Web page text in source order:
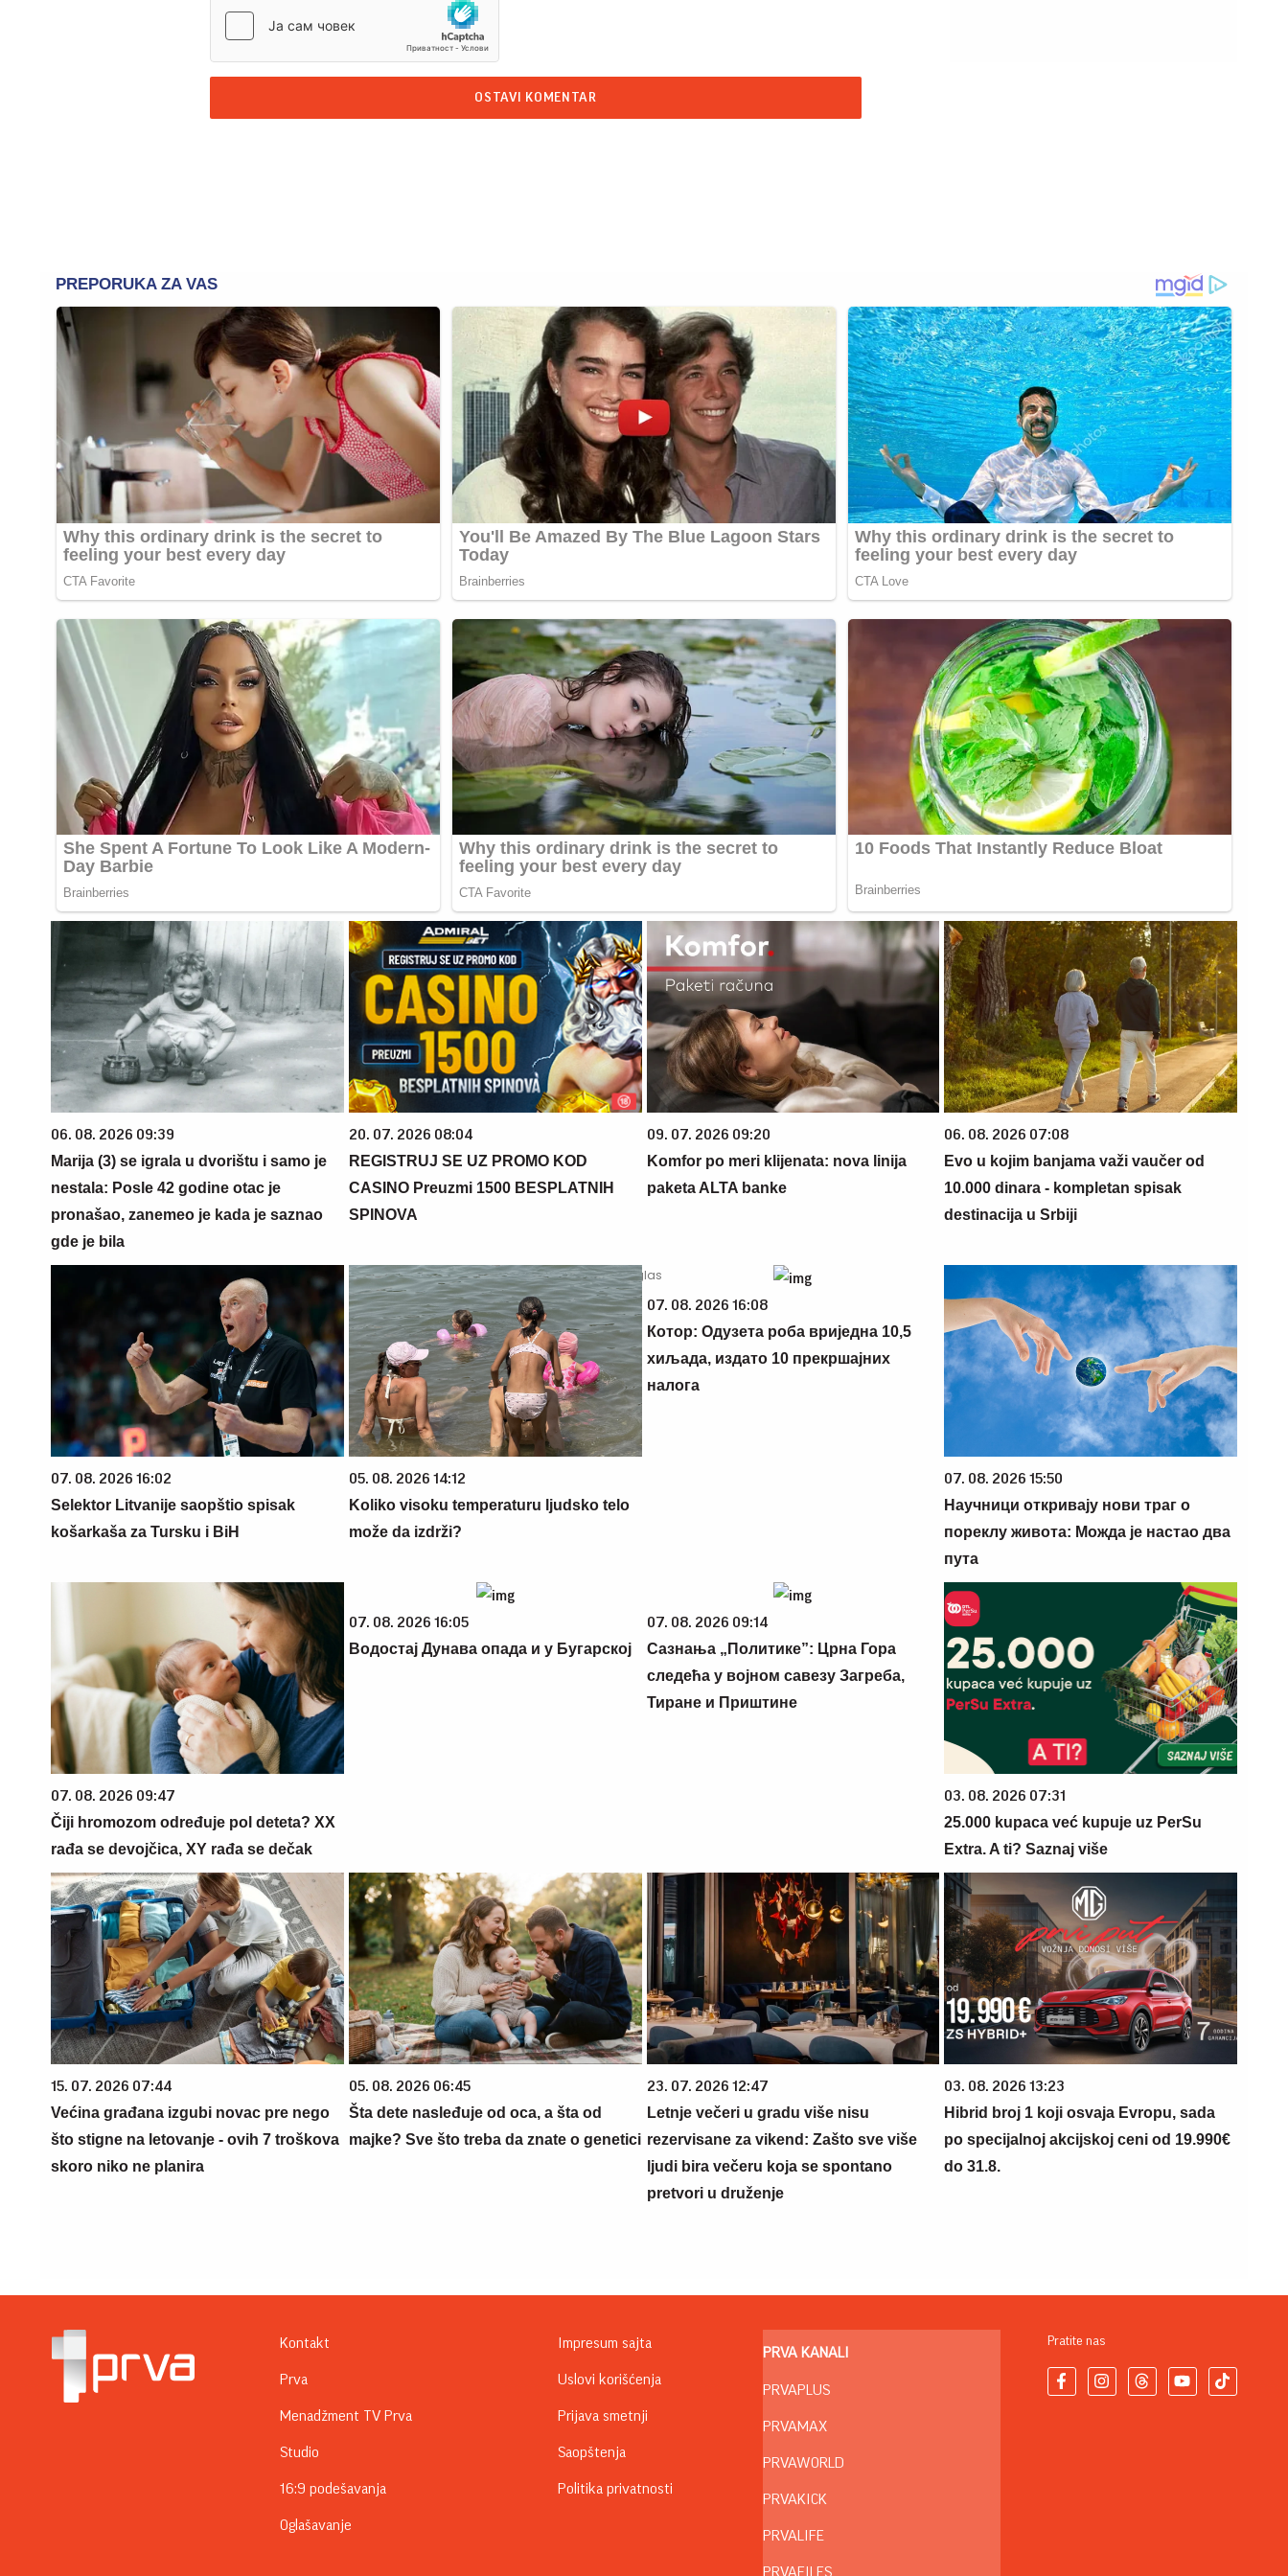
OSTAVI KOMENTAR
06. 08. 2026 09:39
Marija (3) se igrala u dvorištu i samo je
nestala: Posle 42 godine otac je
pronašao, zanemeo je kada je saznao
gde je bila
20. 07. 2026 08:04
REGISTRUJ SE UZ PROMO KOD
CASINO Preuzmi 1500 BESPLATNIH
SPINOVA
09. 07. 2026 09:20
Komfor po meri klijenata: nova linija
paketa ALTA banke
06. 08. 2026 07:08
Evo u kojim banjama važi vaučer od
10.000 dinara - kompletan spisak
destinacija u Srbiji
07. 08. 2026 16:02
Selektor Litvanije saopštio spisak
košarkaša za Tursku i BiH
05. 08. 2026 14:12
Koliko visoku temperaturu ljudsko telo
može da izdrži?
07. 08. 2026 16:08
Котор: Одузета роба вриједна 10,5
хиљада, издато 10 прекршајних
налога
07. 08. 2026 15:50
Научници откривају нови траг о
пореклу живота: Можда је настао два
пута
07. 08. 2026 09:47
Čiji hromozom određuje pol deteta? XX
rađa se devojčica, XY rađa se dečak
07. 08. 2026 16:05
Водостај Дунава опада и у Бугарској
07. 08. 2026 09:14
Сазнања „Политике”: Црна Гора
следећа у војном савезу Загреба,
Тиране и Приштине
03. 08. 2026 07:31
25.000 kupaca već kupuje uz PerSu
Extra. A ti? Saznaj više
15. 07. 2026 07:44
Većina građana izgubi novac pre nego
što stigne na letovanje - ovih 7 troškova
skoro niko ne planira
05. 08. 2026 06:45
Šta dete nasleđuje od oca, a šta od
majke? Sve što treba da znate o genetici
23. 07. 2026 12:47
Letnje večeri u gradu više nisu
rezervisane za vikend: Zašto sve više
ljudi bira večeru koja se spontano
pretvori u druženje
03. 08. 2026 13:23
Hibrid broj 1 koji osvaja Evropu, sada
po specijalnoj akcijskoj ceni od 19.990€
do 31.8.
Kontakt
Prva
Menadžment TV Prva
Studio
16:9 podešavanja
Oglašavanje
Impresum sajta
Uslovi korišćenja
Prijava smetnji
Saopštenja
Politika privatnosti
PRVA KANALI
PRVAPLUS
PRVAMAX
PRVAWORLD
PRVAKICK
PRVALIFE
PRVAFILES
Pratite nas